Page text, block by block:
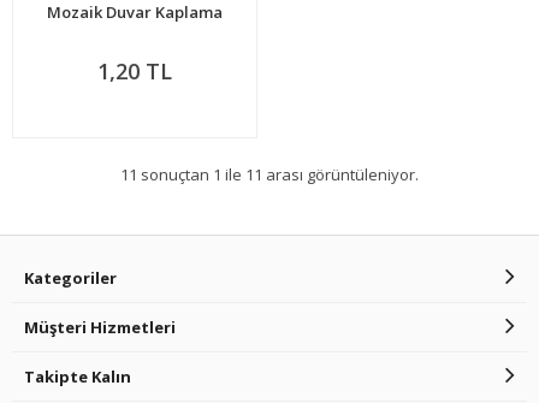
Mozaik Duvar Kaplama
1,20 TL
11 sonuçtan 1 ile 11 arası görüntüleniyor.
Kategoriler
Müşteri Hizmetleri
Takipte Kalın